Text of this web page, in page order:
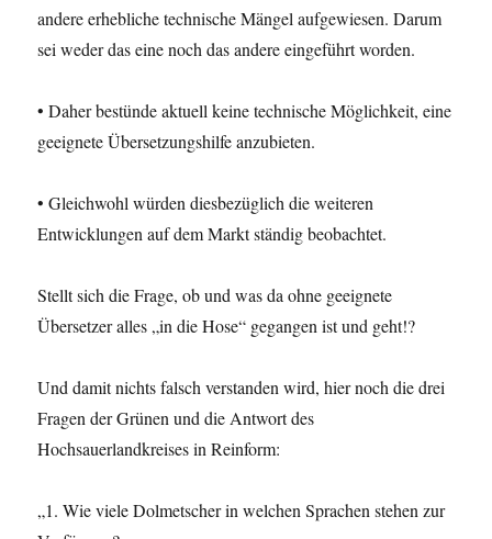
andere erhebliche technische Mängel aufgewiesen. Darum
sei weder das eine noch das andere eingeführt worden.
• Daher bestünde aktuell keine technische Möglichkeit, eine
geeignete Übersetzungshilfe anzubieten.
• Gleichwohl würden diesbezüglich die weiteren
Entwicklungen auf dem Markt ständig beobachtet.
Stellt sich die Frage, ob und was da ohne geeignete
Übersetzer alles „in die Hose“ gegangen ist und geht!?
Und damit nichts falsch verstanden wird, hier noch die drei
Fragen der Grünen und die Antwort des
Hochsauerlandkreises in Reinform:
„1. Wie viele Dolmetscher in welchen Sprachen stehen zur